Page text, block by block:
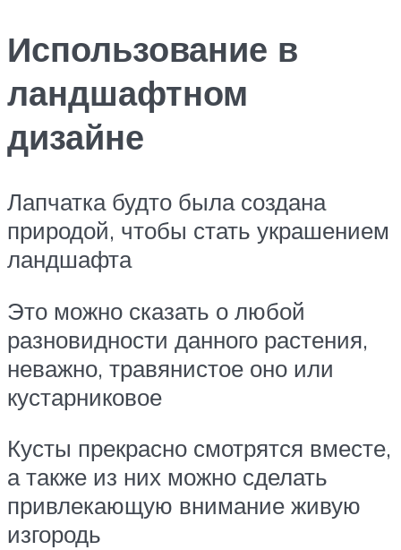
Использование в
ландшафтном
дизайне
Лапчатка будто была создана
природой, чтобы стать украшением
ландшафта
Это можно сказать о любой
разновидности данного растения,
неважно, травянистое оно или
кустарниковое
Кусты прекрасно смотрятся вместе,
а также из них можно сделать
привлекающую внимание живую
изгородь